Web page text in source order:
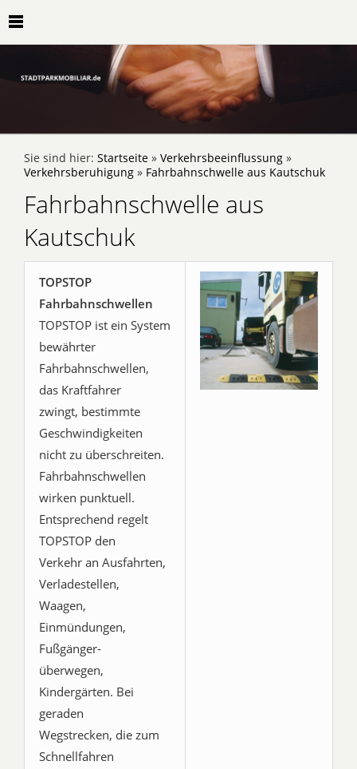
Sie sind hier: Startseite » Verkehrsbeeinflussung »
Verkehrsberuhigung » Fahrbahnschwelle aus Kautschuk
Fahrbahnschwelle aus
Kautschuk
TOPSTOP
Fahrbahnschwellen
TOPSTOP ist ein System
bewährter
Fahrbahnschwellen,
das Kraftfahrer
zwingt, bestimmte
Geschwindigkeiten
nicht zu überschreiten.
Fahrbahnschwellen
wirken punktuell.
Entsprechend regelt
TOPSTOP den
Verkehr an Ausfahrten,
Verladestellen,
Waagen,
Einmündungen,
Fußgänger-
überwegen,
Kindergärten. Bei
geraden
Wegstrecken, die zum
Schnellfahren